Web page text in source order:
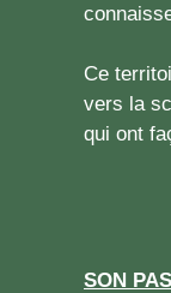
Ce
vers la
qui ont
SON